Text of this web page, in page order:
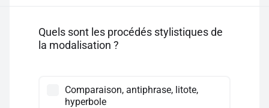
Quels sont les procédés stylistiques de
la modalisation ?
Comparaison, antiphrase, litote,
hyperbole